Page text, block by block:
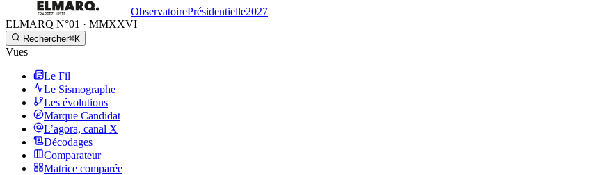
ObservatoirePrésidentielle2027
ELMARQ N°01 · MMXXVI
Rechercher⌘K
Vues
Le Fil
Le Sismographe
Les évolutions
Marque Candidat
L’agora, canal X
Décodages
Comparateur
Matrice comparée